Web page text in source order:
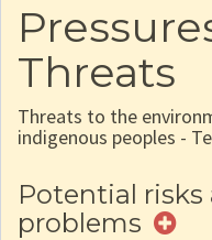
Threats
Threats to the
indigenous peoples -
Potential
problems